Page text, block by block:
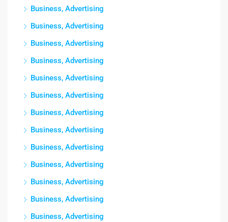
Business, Advertising
Business, Advertising
Business, Advertising
Business, Advertising
Business, Advertising
Business, Advertising
Business, Advertising
Business, Advertising
Business, Advertising
Business, Advertising
Business, Advertising
Business, Advertising
Business, Advertising